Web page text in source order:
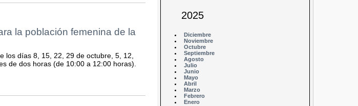
la población femenina de la
los días 8, 15, 22, 29 de octubre, 5, 12,
de dos horas (de 10:00 a 12:00 horas).
2025
Diciembre
Noviembre
Octubre
Septiembre
Agosto
Julio
Junio
Mayo
Abril
Marzo
Febrero
Enero